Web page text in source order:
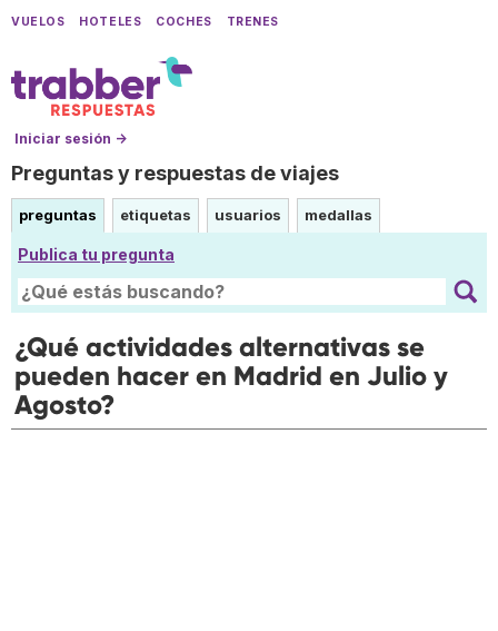
VUELOS HOTELES COCHES TRENES
Iniciar sesión →
Preguntas y respuestas de viajes
preguntas etiquetas usuarios medallas
Publica tu pregunta
¿Qué actividades alternativas se
pueden hacer en Madrid en Julio y
Agosto?